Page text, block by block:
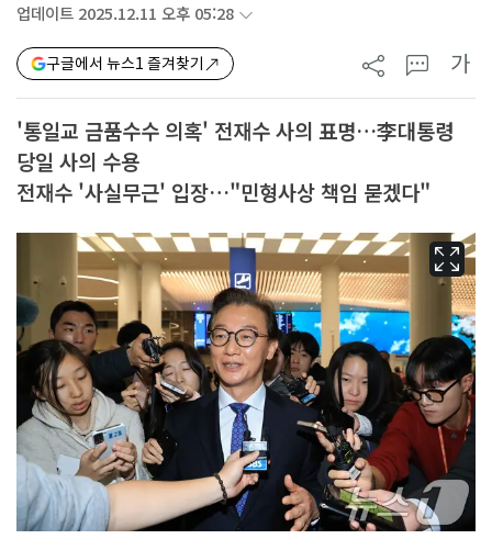
업데이트 2025.12.11 오후 05:28
구글에서 뉴스1 즐겨찾기 가
'통일교 금품수수 의혹' 전재수 사의 표명…李대통령
당일 사의 수용
전재수 '사실무근' 입장…"민형사상 책임 묻겠다"